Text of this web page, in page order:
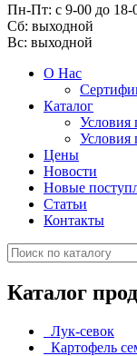
Пн-Пт: с 9-00 до 18-
Cб: выходной
Вс: выходной
О Нас
Каталог
Условия
Условия
Цены
Новости
Новые
Статьи
Контакты
Каталог
Лук-севок
Картофель